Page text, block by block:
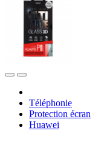
Téléphonie
Protection écran
Huawei